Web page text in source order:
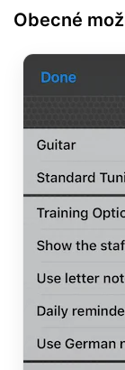
Obecné